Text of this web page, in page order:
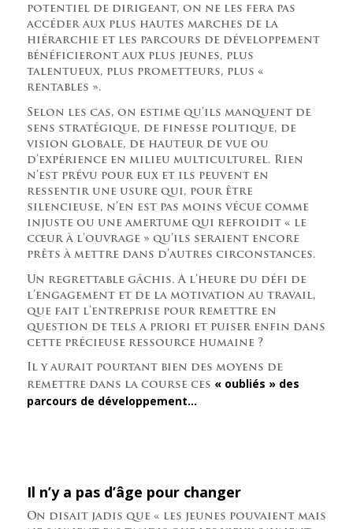
potentiel de dirigeant, on ne les fera pas
accéder aux plus hautes marches de la
hiérarchie et les parcours de développement
bénéficieront aux plus jeunes, plus
talentueux, plus prometteurs, plus «
rentables ».
Selon les cas, on estime qu’ils manquent de
sens stratégique, de finesse politique, de
vision globale, de hauteur de vue ou
d’expérience en milieu multiculturel. Rien
n’est prévu pour eux et ils peuvent en
ressentir une usure qui, pour être
silencieuse, n’en est pas moins vécue comme
injuste ou une amertume qui refroidit « le
cœur à l’ouvrage » qu’ils seraient encore
prêts à mettre dans d’autres circonstances.
Un regrettable gâchis. A l’heure du défi de
l’engagement et de la motivation au travail,
que fait l’entreprise pour remettre en
question de tels a priori et puiser enfin dans
cette précieuse ressource humaine ?
Il y aurait pourtant bien des moyens de
remettre dans la course ces « oubliés » des
parcours de développement…
Il n’y a pas d’âge pour changer
On disait jadis que « les jeunes pouvaient mais